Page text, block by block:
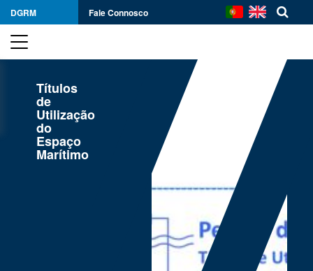
DGRM Fale Connosco
Títulos
de
Utilização
do
Espaço
Marítimo